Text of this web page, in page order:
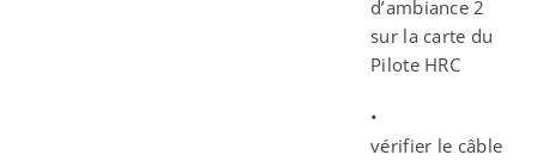
d’ambiance 2
sur la carte du
Pilote HRC
•
vérifier le câble